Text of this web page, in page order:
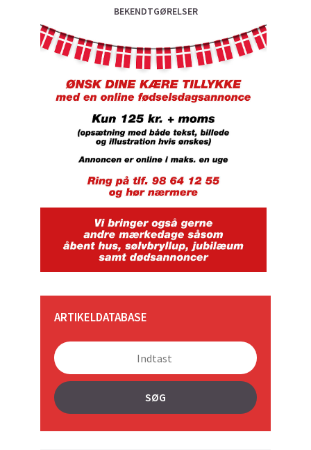
BEKENDTGØRELSER
ARTIKELDATABASE
SØG